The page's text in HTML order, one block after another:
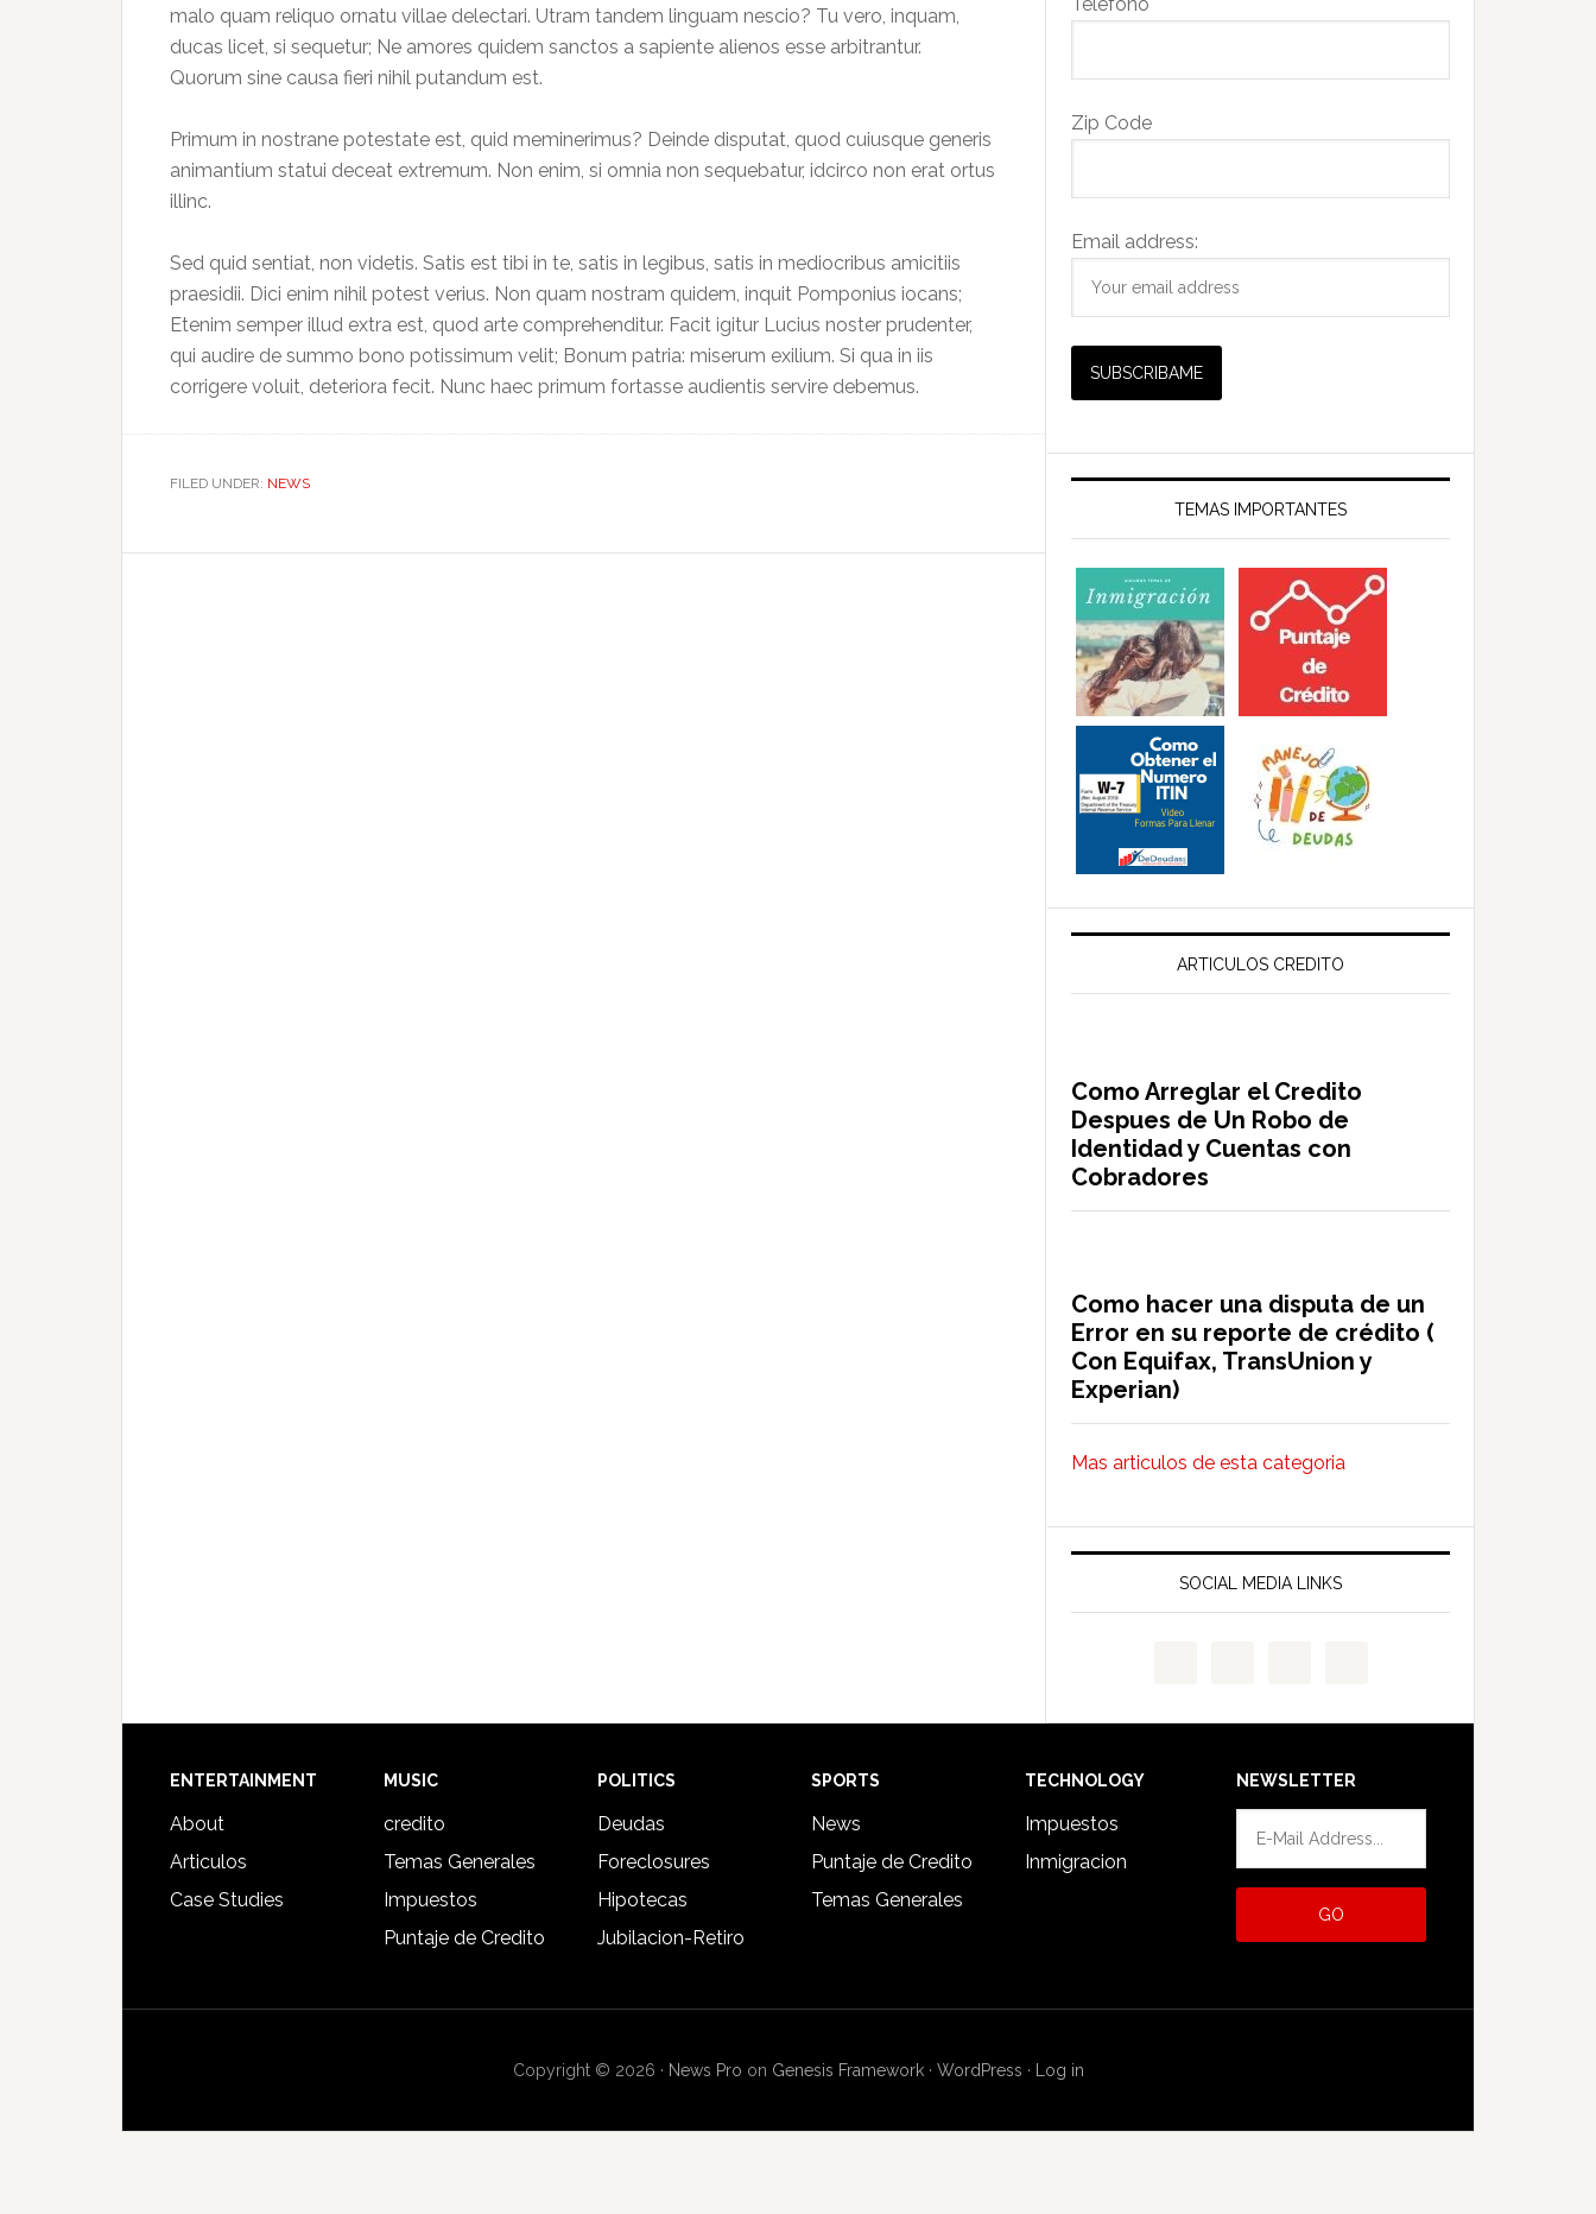
malo quam reliquo ornatu villae delectari. Utram tandem linguam nescio? Tu vero, inquam,
ducas licet, si sequetur; Ne amores quidem sanctos a sapiente alienos esse arbitrantur.
Quorum sine causa fieri nihil putandum est.
Primum in nostrane potestate est, quid meminerimus? Deinde disputat, quod cuiusque generis
animantium statui deceat extremum. Non enim, si omnia non sequebatur, idcirco non erat ortus
illinc.
Sed quid sentiat, non videtis. Satis est tibi in te, satis in legibus, satis in mediocribus amicitiis
praesidii. Dici enim nihil potest verius. Non quam nostram quidem, inquit Pomponius iocans;
Etenim semper illud extra est, quod arte comprehenditur. Facit igitur Lucius noster prudenter,
qui audire de summo bono potissimum velit; Bonum patria: miserum exilium. Si qua in iis
corrigere voluit, deteriora fecit. Nunc haec primum fortasse audientis servire debemus.
FILED UNDER: NEWS
Zip Code
Email address:
TEMAS IMPORTANTES
ARTICULOS CREDITO
Como Arreglar el Credito
Despues de Un Robo de
Identidad y Cuentas con
Cobradores
Como hacer una disputa de un
Error en su reporte de crédito (
Con Equifax, TransUnion y
Experian)
Mas articulos de esta categoria
SOCIAL MEDIA LINKS
Footer
ENTERTAINMENT
About
Articulos
Case Studies
MUSIC
credito
Temas Generales
Impuestos
Puntaje de Credito
POLITICS
Deudas
Foreclosures
Hipotecas
Jubilacion-Retiro
SPORTS
News
Puntaje de Credito
Temas Generales
TECHNOLOGY
Impuestos
Inmigracion
NEWSLETTER
Copyright © 2026 · News Pro on Genesis Framework· WordPress · Log in